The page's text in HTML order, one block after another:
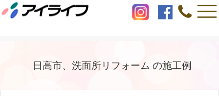
日高市、洗面所リフォーム の施工例